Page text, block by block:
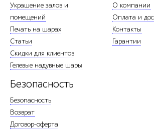
Украшение залов и
помещений
Печать на шарах
Статьи
Скидки для клиентов
Гелевые надувные шары
О компании
Оплата и
Контакты
Гарантии
Безопасность
Безопасность
Возврат
Договор-оферта